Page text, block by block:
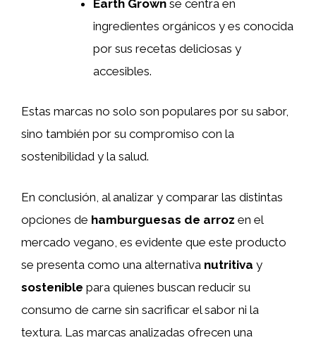
Earth Grown se centra en
ingredientes orgánicos y es conocida
por sus recetas deliciosas y
accesibles.
Estas marcas no solo son populares por su sabor,
sino también por su compromiso con la
sostenibilidad y la salud.
En conclusión, al analizar y comparar las distintas
opciones de hamburguesas de arroz en el
mercado vegano, es evidente que este producto
se presenta como una alternativa nutritiva y
sostenible para quienes buscan reducir su
consumo de carne sin sacrificar el sabor ni la
textura. Las marcas analizadas ofrecen una